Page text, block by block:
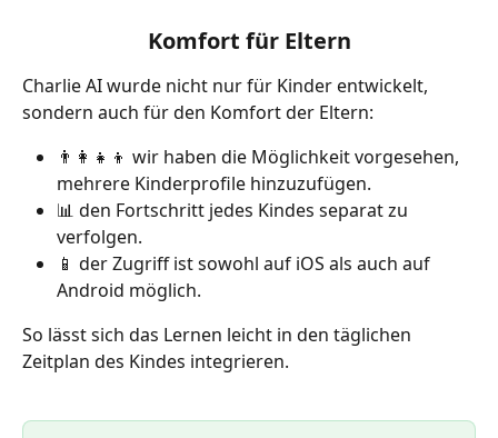
Komfort für Eltern
Charlie AI wurde nicht nur für Kinder entwickelt,
sondern auch für den Komfort der Eltern:
👨‍👩‍👧‍👦 wir haben die Möglichkeit vorgesehen,
mehrere Kinderprofile hinzuzufügen.
📊 den Fortschritt jedes Kindes separat zu
verfolgen.
📱 der Zugriff ist sowohl auf iOS als auch auf
Android möglich.
So lässt sich das Lernen leicht in den täglichen
Zeitplan des Kindes integrieren.